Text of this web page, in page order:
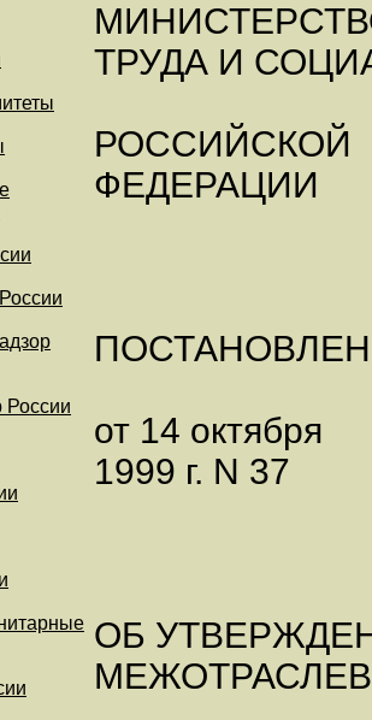
России
ТРУДА И
РОССИЙСКОЙ
ФЕДЕРАЦИИ
от 14 октября
1999 г. N 37
ОБ